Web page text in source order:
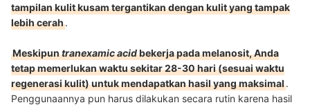
tampilan kulit kusam tergantikan dengan kulit yang tampak
lebih cerah.
Meskipuntranexamic acidbekerja pada melanosit, Anda
tetap memerlukan waktu sekitar 28-30 hari (sesuai waktu
regenerasi kulit) untuk mendapatkan hasil yang maksimal.
Penggunaannya pun harus dilakukan secara rutin karena hasil